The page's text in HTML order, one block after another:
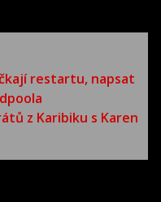
restartu, napsat
z Karibiku s Karen